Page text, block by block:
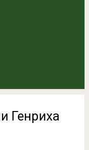
Генриха